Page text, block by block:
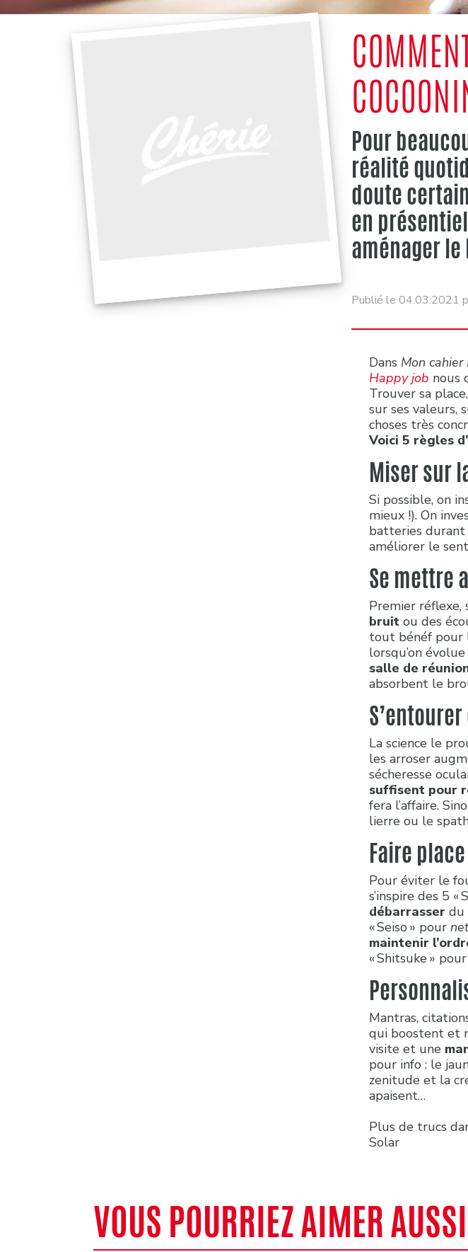
Pour
réalité
doute
en
aménager
Publié le 04.03.2021
Dans Mon
Happy job nous
Trouver sa
sur ses valeurs,
choses très
Voici 5 règles
Miser sur
Si possible, on
mieux !). On
batteries durant
améliorer le
Se mettre
Premier réflexe,
bruit ou des
tout bénéf pour
lorsqu’on
salle de
absorbent le
La science le
les arroser
sécheresse
suffisent pour
fera l’affaire.
lierre ou le
Faire
Pour éviter le
s’inspire des 5 «
débarrasser du
« Seiso » pour
maintenir
« Shitsuke » pour
Mantras,
qui boostent et
visite et une
pour info : le
zenitude et la
apaisent…
Plus de trucs
Solar
VOUS POURRIEZ AIMER AUSSI